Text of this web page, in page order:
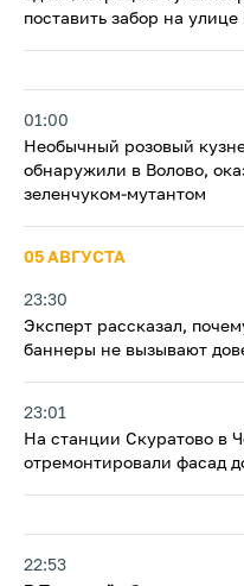
поставить забор на
01:00
Необычный розовый
обнаружили в Волово,
зеленчуком-мутантом
05 АВГУСТА
23:30
Эксперт рассказал,
баннеры не вызывают
23:01
На станции Скуратово в
отремонтировали фасад
22:53